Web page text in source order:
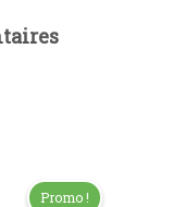
Promo !